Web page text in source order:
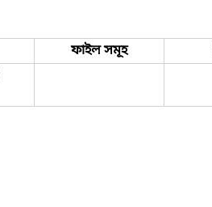
ফাইল সমূহ